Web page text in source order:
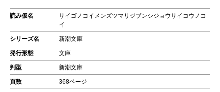
読み仮名
サイゴノコイメンズツマリジブンシジョウサイコウノコ
イ
シリーズ名 新潮文庫
発行形態 文庫
判型 新潮文庫
頁数 368ページ